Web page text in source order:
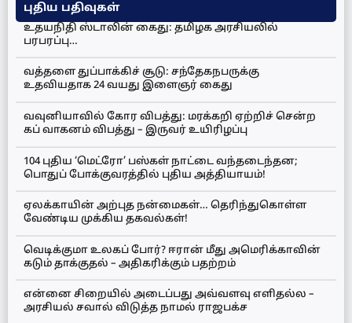
புதிய பதிவுகள்
உதயநிதி ஸ்டாலின் கைது: தமிழக அரசியலில்
பரபரப்பு…
வத்தளை துப்பாக்கிச் சூடு: சந்தேகநபருக்கு
உதவியதாக 24 வயது இளைஞர் கைது
வவுனியாவில் கோர விபத்து: மரக்கறி ஏற்றிச் சென்ற
கப் வாகனம் விபத்து – இருவர் உயிரிழப்பு
104 புதிய ‘மெட்ரோ’ பஸ்கள் நாட்டை வந்தடைந்தன;
பொதுப் போக்குவரத்தில் புதிய அத்தியாயம்!
ஏலக்காயின் அற்புத நன்மைகள்… தெரிந்துகொள்ள
வேண்டிய முக்கிய தகவல்கள்!
வெடிக்குமா உலகப் போர்? ஈரான் மீது அமெரிக்காவின்
கடும் தாக்குதல் – அதிகரிக்கும் பதற்றம்
என்னை சிறையில் அடைப்பது அவ்வளவு எளிதல்ல –
அரசியல் சவால் விடுத்த நாமல் ராஜபக்ச